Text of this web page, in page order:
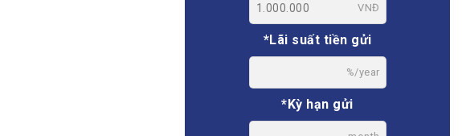
VNĐ
*Lãi suất tiền gửi
%/year
*Kỳ hạn gửi